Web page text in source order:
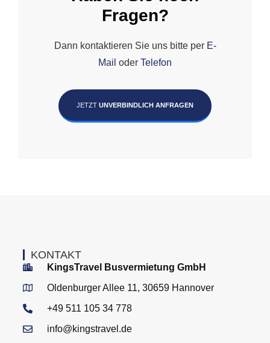
Fragen?
Dann kontaktieren Sie uns bitte per E-
Mail oder Telefon
JETZT UNVERBINDLICH ANFRAGEN
KONTAKT
KingsTravel Busvermietung GmbH
Oldenburger Allee 11, 30659 Hannover
+49 511 105 34 778
info@kingstravel.de